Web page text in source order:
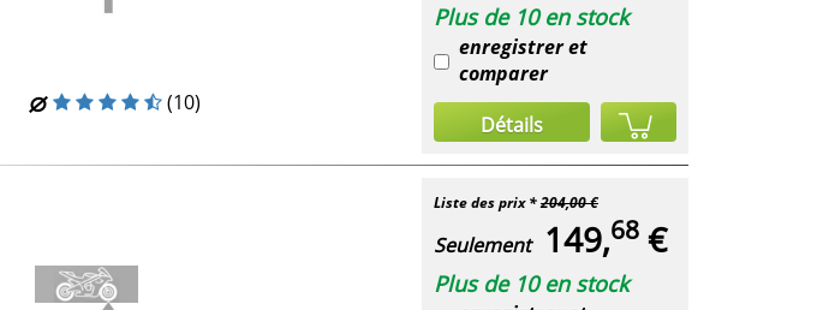
(10)
Plus de 10 en stock
enregistrer et
comparer
Détails
Liste des prix *204,00 €
Seulement 149,68 €
Plus de 10 en stock